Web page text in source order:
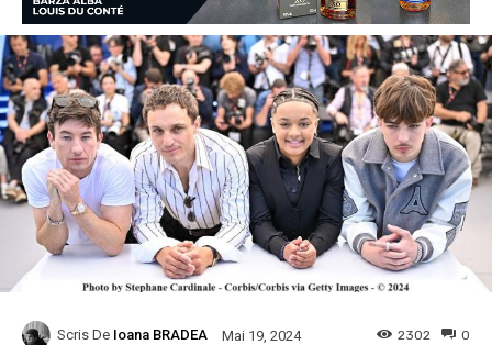
Scris De Ioana BRADEA Mai 19, 2024 0
2302